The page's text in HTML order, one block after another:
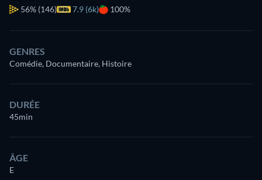
56% (146) 7.9 (6k) 100%
GENRES
Comédie, Documentaire, Histoire
DURÉE
45min
ÂGE
E